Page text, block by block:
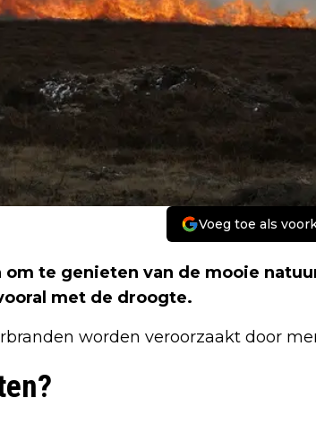
Voeg toe als
om te genieten van de mooie
met de droogte.
worden veroorzaakt door